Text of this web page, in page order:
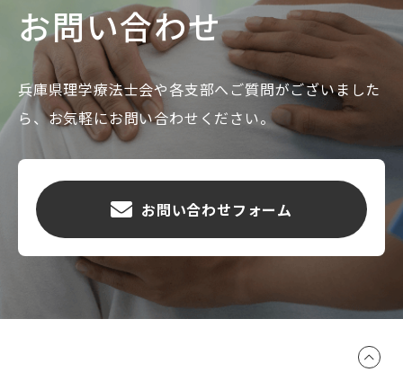
お問い合わせ
兵庫県理学療法士会や各支部へご質問がございました
ら、お気軽にお問い合わせください。
お問い合わせフォーム